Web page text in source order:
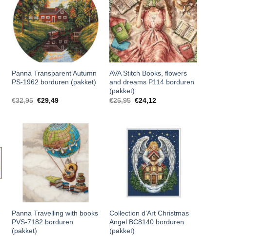
Panna Transparent Autumn
PS-1962 borduren (pakket)
€32,95 €29,49
AVA Stitch Books, flowers
and dreams P114 borduren
(pakket)
€26,95 €24,12
Panna Travelling with books
PVS-7182 borduren
(pakket)
Collection d’Art Christmas
Angel BC8140 borduren
(pakket)